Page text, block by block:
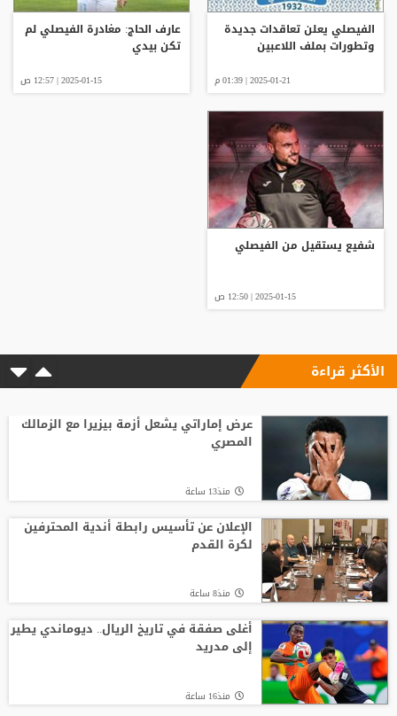
الفيصلي يعلن تعاقدات جديدة
وتطورات بملف اللاعبين
2025-01-21 | 01:39 م
عارف الحاج: مغادرة الفيصلي لم
تكن بيدي
2025-01-15 | 12:57 ص
شفيع يستقيل من الفيصلي
2025-01-15 | 12:50 ص
الأكثر قراءة
عرض إماراتي يشعل أزمة بيزيرا مع الزمالك
المصري
منذ13 ساعة
الإعلان عن تأسيس رابطة أندية المحترفين
لكرة القدم
منذ8 ساعة
أغلى صفقة في تاريخ الريال.. ديوماندي يطير
إلى مدريد
منذ16 ساعة